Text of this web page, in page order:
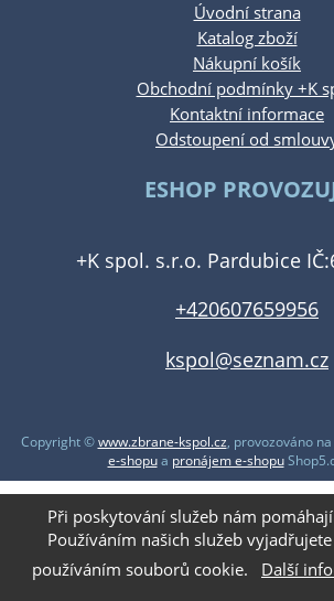
Úvodní strana
Katalog zboží
Nákupní košík
Obchodní podmínky +K
Kontaktní informace
Odstoupení od
ESHOP
+K spol. s.r.o. Pardubice
+420607659956
kspol@seznam.cz
Copyright ©www.zbrane-kspol.cz, provozováno
e-shopua pronájem e-shopu
Při poskytování služeb nám
Používáním našich služeb
používáním souborů cookie. Další